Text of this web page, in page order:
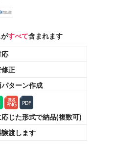
すべて含まれます
正
ターン作成
じた形式で納品(複数可)
渡します